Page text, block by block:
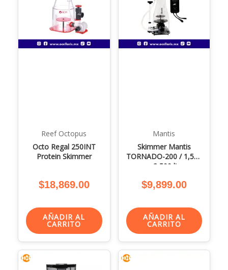
Reef Octopus
Octo Regal 250INT
Protein Skimmer
$18,869.00
AÑADIR AL
CARRITO
Mantis
Skimmer Mantis
TORNADO-200 / 1,500
a 2,500 lts
$9,899.00
AÑADIR AL
CARRITO